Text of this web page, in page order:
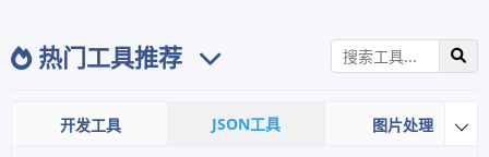
热门工具推荐
开发工具 JSON工具 图片处理 